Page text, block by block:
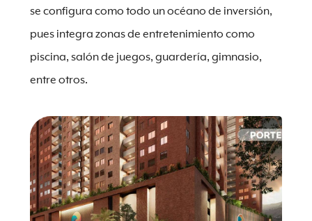
se configura como todo un océano de inversión,
pues integra zonas de entretenimiento como
piscina, salón de juegos, guardería, gimnasio,
entre otros.